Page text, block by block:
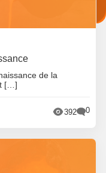
de la
[…]
392 0